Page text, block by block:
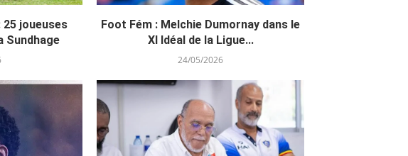
joueuses
Sundhage
Foot Fém : Melchie Dumornay dans le
XI Idéal de la Ligue...
24/05/2026